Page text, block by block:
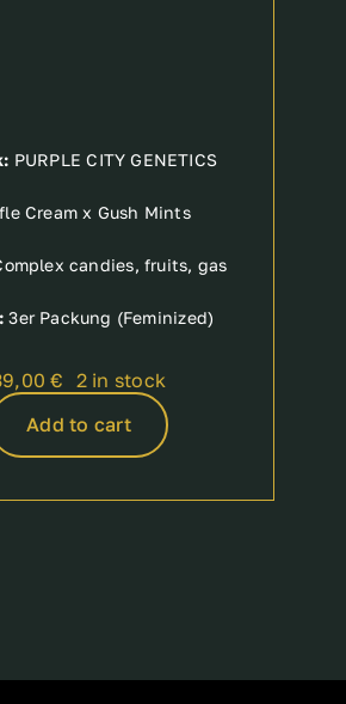
PURPLE CITY GENETICS
Cream x Gush Mints
candies, fruits, gas
3er Packung (Feminized)
€ 2 in stock
Add to cart